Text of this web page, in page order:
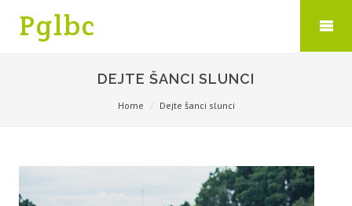
Pglbc
DEJTE ŠANCI SLUNCI
Home Dejte šanci slunci